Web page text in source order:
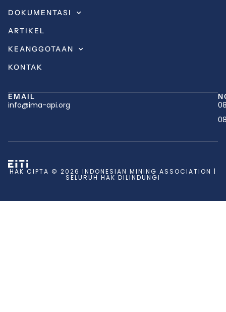
DOKUMENTASI
ARTIKEL
KEANGGOTAAN
KONTAK
EMAIL
info@ima-api.org
HAK CIPTA © 2026 INDONESIAN MINING ASSOCIATION |
SELURUH HAK DILINDUNGI